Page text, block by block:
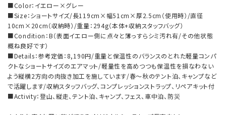
■Color：イエロー×グレー
■Size：ショートサイズ/長119cm×幅51cm×厚2.5cm（使用時）/直径
10cm×20cm（収納時）/重量：294g（本体+収納スタッフバッグ）
■Condition：B（表面イエロー側に点々と薄っすらシミ汚れ有/その他状態
概ね良好です）
■Details：参考定価：8,190円/重量と保温性のバランスのとれた軽量コンパ
クトなショートサイズのエアマット/軽量性を高めつつも保温性を損なわない
よう縦横2方向の肉抜き加工を施しています/春～秋のテント泊、キャンプなど
で活躍します/収納スタッフバッグ、コンプレッションストラップ、リペアキット付
■Activity：登山、縦走、テント泊、キャンプ、フェス、車中泊、防災